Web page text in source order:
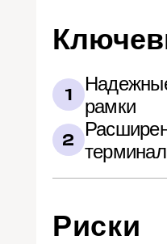
1
рамки
2
Риски